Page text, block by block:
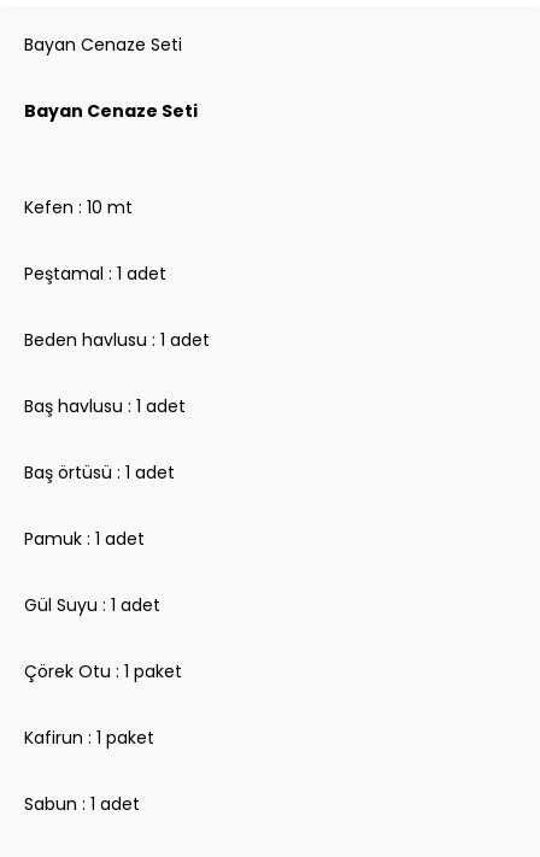
Bayan Cenaze Seti
Bayan Cenaze Seti
Kefen : 10 mt
Peştamal : 1 adet
Beden havlusu : 1 adet
Baş havlusu : 1 adet
Baş örtüsü : 1 adet
Pamuk : 1 adet
Gül Suyu : 1 adet
Çörek Otu : 1 paket
Kafirun : 1 paket
Sabun : 1 adet